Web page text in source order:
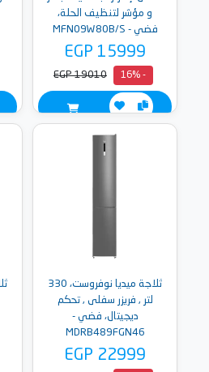
و مؤشر لتنظيف الحلة،
فضي - MFN09W80B/S
EGP 15999
- 16%
EGP 19010
ثلاجة ميديا نوفروست، 330
لتر , فريزر سفلى , تحكم
ديجيتال، فضي -
MDRB489FGN46
EGP 22999